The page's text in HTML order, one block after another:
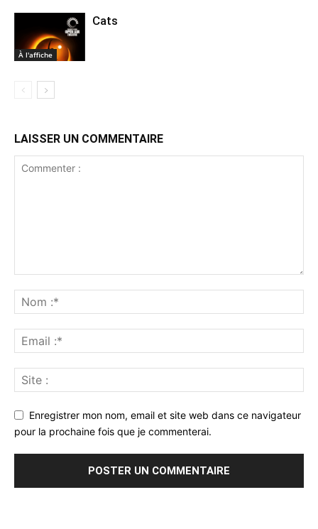
À l'affiche
Cats
LAISSER UN COMMENTAIRE
Enregistrer mon nom, email et site web dans ce navigateur
pour la prochaine fois que je commenterai.